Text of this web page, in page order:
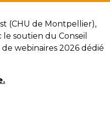
(CHU de Montpellier),
soutien du Conseil
webinaires 2026 dédié
.